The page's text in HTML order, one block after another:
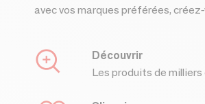
avec vos marques préférées,
Découvrir
Les produits de